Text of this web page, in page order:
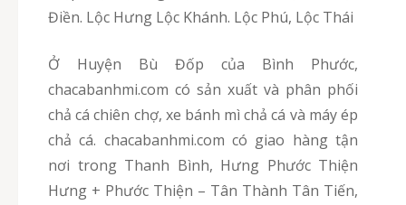
Điền. Lộc Hưng Lộc Khánh. Lộc Phú, Lộc Thái
Ở Huyện Bù Đốp của Bình Phước,
chacabanhmi.com có sản xuất và phân phối
chả cá chiên chợ, xe bánh mì chả cá và máy ép
chả cá. chacabanhmi.com có giao hàng tận
nơi trong Thanh Bình, Hưng Phước Thiện
Hưng + Phước Thiện – Tân Thành Tân Tiến,